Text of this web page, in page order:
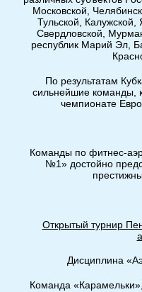
Московской,
Тульской, Калужской,
Свердловской,
республик Марий Эл,
По результатам
сильнейшие команды,
чемпионате
Команды по фитнес-
№1» достойно
Открытый турнир
Дисциплина
Команда